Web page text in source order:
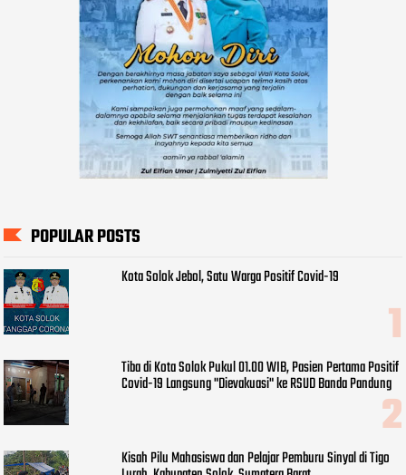
POPULAR POSTS
Kota Solok Jebol, Satu Warga Positif Covid-19
Tiba di Kota Solok Pukul 01.00 WIB, Pasien Pertama Positif
Covid-19 Langsung "Dievakuasi" ke RSUD Banda Pandung
Kisah Pilu Mahasiswa dan Pelajar Pemburu Sinyal di Tigo